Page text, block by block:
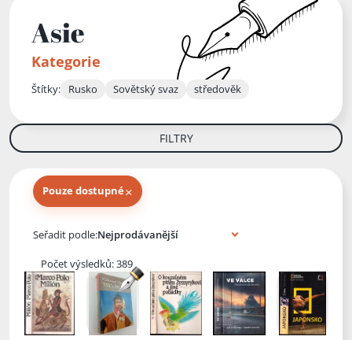
Asie
Kategorie
Štítky: Rusko Sovětský svaz středověk
FILTRY
Pouze dostupné×
Seřadit podle:
Počet výsledků: 389